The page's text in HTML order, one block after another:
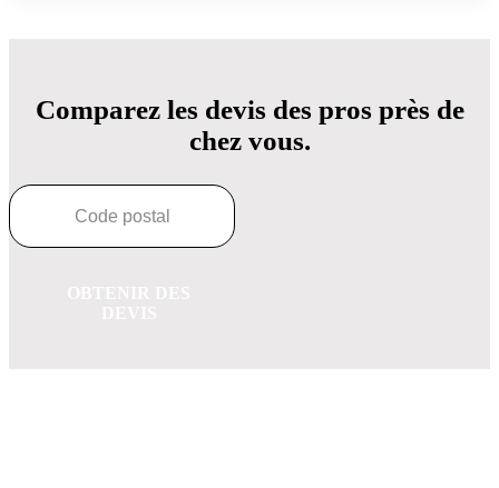
Comparez les devis des pros près de
chez vous.